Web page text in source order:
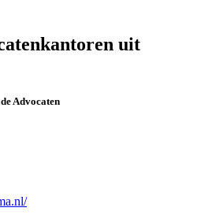
uit
Advocaten